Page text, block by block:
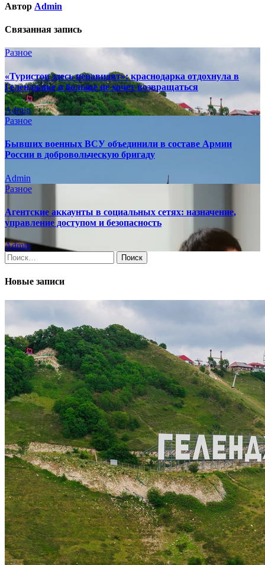
Автор Admin
Связанная запись
Разное
«Туристов здесь ненавидят»: краснодарка отдохнула в
Геленджике и больше не хочет возвращаться
Admin
Разное
Бывших военных ВСУ объединили в составе Армии
России в добровольческую бригаду
Admin
Разное
Агентские аккаунты в социальных сетях: назначение,
управление доступом и безопасность
Admin
Найти:
Новые записи